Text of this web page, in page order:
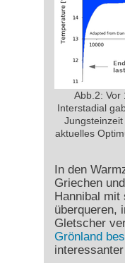
Abb.2: Vor
Interstadial
aktuelles
In den
Griechen
Hannibal mit
überqueren,
Gletscher
Grönland